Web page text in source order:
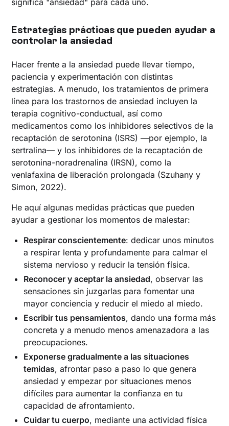
significa "ansiedad" para cada uno.
Estrategias prácticas que pueden ayudar a
controlar la ansiedad
Hacer frente a la ansiedad puede llevar tiempo,
paciencia y experimentación con distintas
estrategias. A menudo, los tratamientos de primera
línea para los trastornos de ansiedad incluyen la
terapia cognitivo-conductual, así como
medicamentos como los inhibidores selectivos de la
recaptación de serotonina (ISRS) —por ejemplo, la
sertralina— y los inhibidores de la recaptación de
serotonina-noradrenalina (IRSN), como la
venlafaxina de liberación prolongada (Szuhany y
Simon, 2022).
He aquí algunas medidas prácticas que pueden
ayudar a gestionar los momentos de malestar:
Respirar conscientemente: dedicar unos minutos
a respirar lenta y profundamente para calmar el
sistema nervioso y reducir la tensión física.
Reconocer y aceptar la ansiedad, observar las
sensaciones sin juzgarlas para fomentar una
mayor conciencia y reducir el miedo al miedo.
Escribir tus pensamientos, dando una forma más
concreta y a menudo menos amenazadora a las
preocupaciones.
Exponerse gradualmente a las situaciones
temidas, afrontar paso a paso lo que genera
ansiedad y empezar por situaciones menos
difíciles para aumentar la confianza en tu
capacidad de afrontamiento.
Cuidar tu cuerpo, mediante una actividad física